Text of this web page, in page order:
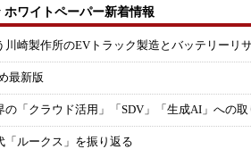
ホワイトペーパー新着情報
川崎製作所のEVトラック製造とバッテリーリ
最新版
の「クラウド活用」「SDV」「生成AI」への
「ルークス」を振り返る